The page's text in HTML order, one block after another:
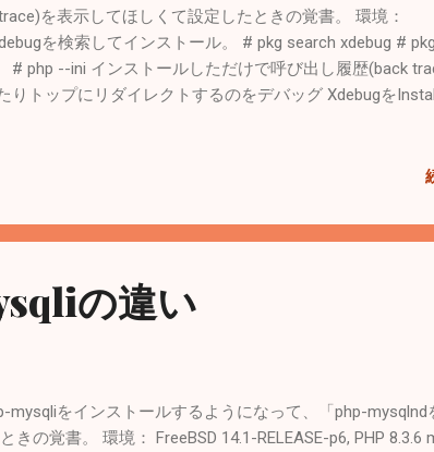
を表示してほしくて設定したときの覚書。 環境：
を検索してインストール。 # pkg search xdebug # pkg
# php --ini インストールしただけで呼び出し履歴(back
りトップにリダイレクトするのをデバッグ Xdebugを
の違い
をインストールするようになって、「php-mysqlnd
の覚書。 環境： FreeBSD 14.1-RELEASE-p6, PHP 8.3.6